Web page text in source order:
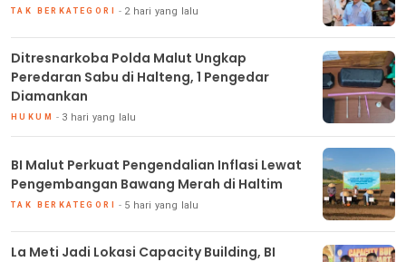
TAK BERKATEGORI 2 hari yang lalu
Ditresnarkoba Polda Malut Ungkap
Peredaran Sabu di Halteng, 1 Pengedar
Diamankan
HUKUM 3 hari yang lalu
BI Malut Perkuat Pengendalian Inflasi Lewat
Pengembangan Bawang Merah di Haltim
TAK BERKATEGORI 5 hari yang lalu
La Meti Jadi Lokasi Capacity Building, BI